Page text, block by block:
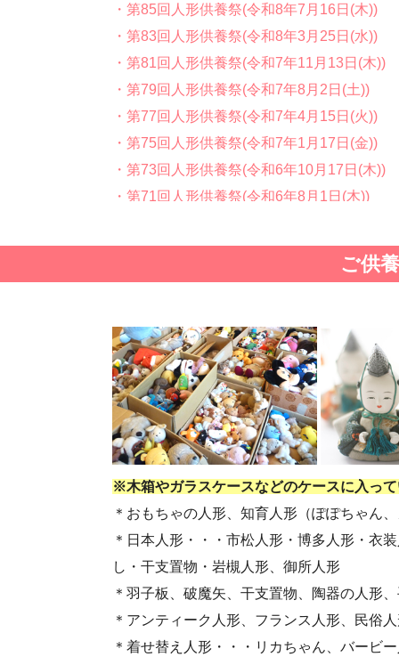
・第85回人形供養祭(令和8年7月16日(木))
・第83回人形供養祭(令和8年3月25日(水))
・第81回人形供養祭(令和7年11月13日(木))
・第79回人形供養祭(令和7年8月2日(土))
・第77回人形供養祭(令和7年4月15日(火))
・第75回人形供養祭(令和7年1月17日(金))
・第73回人形供養祭(令和6年10月17日(木))
・第71回人形供養祭(令和6年8月1日(木))
・第67回人形供養祭(令和6年1月31日(水))
・第65回人形供養祭(令和5年11月09日(木))
・第61回人形供養祭(令和5年5月19日(金))
・第59回人形供養祭(令和5年2月10日(金))
・第57回人形供養祭(令和4年11月22日(火))
・第55回人形供養祭(令和4年9月8日(木))
・第53回人形供養祭(令和4年7月1日(金))
・第51回人形供養祭(令和4年4月18日(月))
・第49回人形供養祭(令和4年1月17日(月))
・第47回人形供養祭(令和3年10月11日(月))
・第45回人形供養祭(令和3年7月12日(月))
・第43回人形供養祭(令和3年4月23日(金))
・第41回人形供養祭(令和3年1月27日(水))
・第39回人形供養祭(令和2年10月22日(木))
・第37回人形供養祭(令和2年6月8日(月))
ご供
※木箱やガラスケースなどのケースに入っ
＊おもちゃの人形、知育人形（ぽぽちゃん
＊日本人形・・・市松人形・博多人形・衣
し・干支置物・岩槻人形、御所人形
＊羽子板、破魔矢、干支置物、陶器の人形
＊アンティーク人形、フランス人形、民俗
＊着せ替え人形・・・リカちゃん、バービ